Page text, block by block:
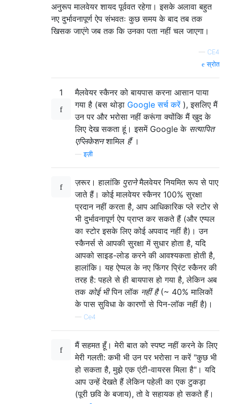
अनुरूप मालवेयर शायद पूर्ववत रहेगा। इसके अलावा बहुत
नए दुर्भावनापूर्ण ऐप संभवतः कुछ समय के बाद तब तक
खिसक जाएंगे जब तक कि उनका पता नहीं चल जाएगा।
— CE4
स्रोत
1
मैलवेयर स्कैनर को बायपास करना आसान पाया
गया है (बस थोड़ा Google सर्च करें), इसलिए मैं
उन पर और भरोसा नहीं करूंगा क्योंकि मैं खुद के
लिए देख सकता हूं। इसमें Google के सत्यापित
एप्लिकेशनशामिल हैं।
—इज़ी
ज़रूर। हालांकि पुरानेमैलवेयर नियमित रूप से पाए
जाते हैं। कोई मालवेयर स्कैनर 100% सुरक्षा
प्रदान नहीं करता है, आप आधिकारिक प्ले स्टोर से
भी दुर्भावनापूर्ण ऐप प्राप्त कर सकते हैं (और एप्पल
का स्टोर इसके लिए कोई अपवाद नहीं है)। उन
स्कैनर्स से आपकी सुरक्षा में सुधार होता है, यदि
आपको साइड-लोड करने की आवश्यकता होती है,
हालांकि। यह ऐप्पल के नए फिंगर प्रिंट स्कैनर की
तरह है: पहले से ही बायपास हो गया है, लेकिन अब
तक कोई भीपिन लॉक नहीं है(~ 40% मालिकों
के पास सुविधा के कारणों से पिन-लॉक नहीं है)।
— Ce4
मैं सहमत हूँ। मेरी बात को स्पष्ट नहीं करने के लिए
मेरी गलती: कभी भी उन पर भरोसा न करें "कुछ भी
हो सकता है, मुझे एक एंटी-वायरस मिला है"। यदि
आप उन्हें देखते हैं लेकिन पहेली का एक टुकड़ा
(पूरी छवि के बजाय), तो वे सहायक हो सकते हैं।